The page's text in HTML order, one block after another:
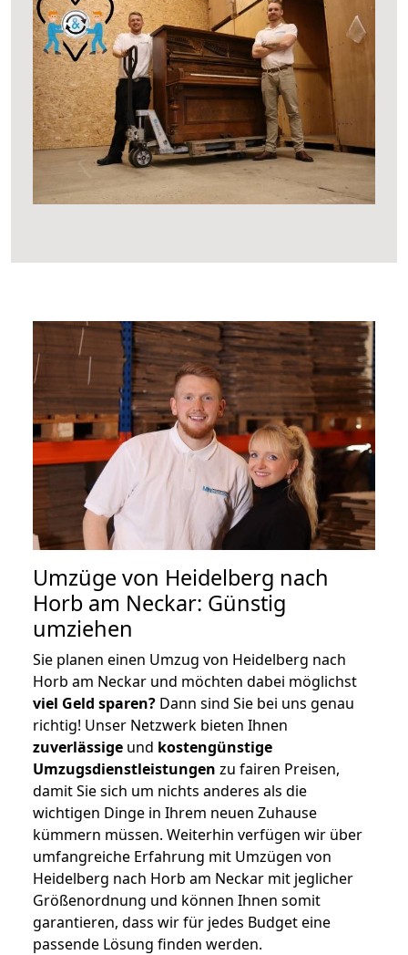
Umzüge von Heidelberg nach
Horb am Neckar: Günstig
umziehen
Sie planen einen Umzug von Heidelberg nach
Horb am Neckar und möchten dabei möglichst
viel Geld sparen? Dann sind Sie bei uns genau
richtig! Unser Netzwerk bieten Ihnen
zuverlässige und kostengünstige
Umzugsdienstleistungen zu fairen Preisen,
damit Sie sich um nichts anderes als die
wichtigen Dinge in Ihrem neuen Zuhause
kümmern müssen. Weiterhin verfügen wir über
umfangreiche Erfahrung mit Umzügen von
Heidelberg nach Horb am Neckar mit jeglicher
Größenordnung und können Ihnen somit
garantieren, dass wir für jedes Budget eine
passende Lösung finden werden.